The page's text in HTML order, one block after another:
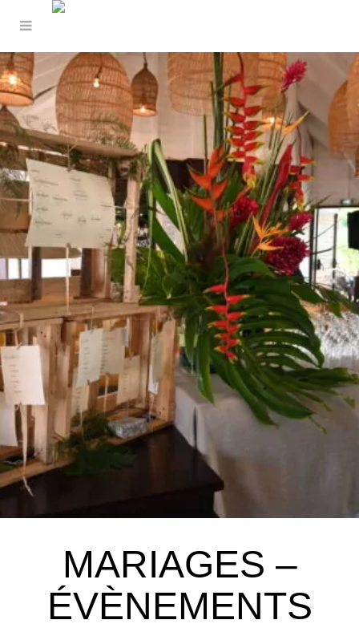
MARIAGES –
ÉVÈNEMENTS